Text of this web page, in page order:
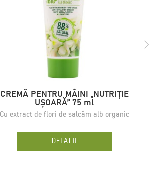
CREMĂ PENTRU MÂINI „NUTRIȚIE
UȘOARĂ” 75 ml
Cu extract de flori de salcâm alb organic
DETALII